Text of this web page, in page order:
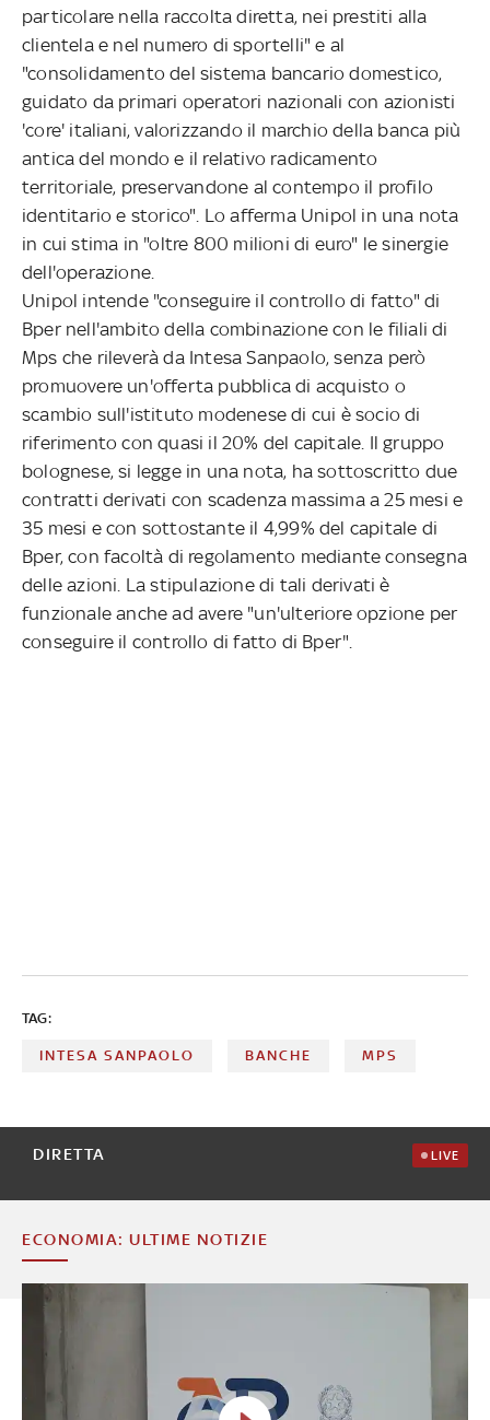
particolare nella raccolta diretta, nei prestiti alla
clientela e nel numero di sportelli" e al
"consolidamento del sistema bancario domestico,
guidato da primari operatori nazionali con azionisti
'core' italiani, valorizzando il marchio della banca più
antica del mondo e il relativo radicamento
territoriale, preservandone al contempo il profilo
identitario e storico". Lo afferma Unipol in una nota
in cui stima in "oltre 800 milioni di euro" le sinergie
dell'operazione.
Unipol intende "conseguire il controllo di fatto" di
Bper nell'ambito della combinazione con le filiali di
Mps che rileverà da Intesa Sanpaolo, senza però
promuovere un'offerta pubblica di acquisto o
scambio sull'istituto modenese di cui è socio di
riferimento con quasi il 20% del capitale. Il gruppo
bolognese, si legge in una nota, ha sottoscritto due
contratti derivati con scadenza massima a 25 mesi e
35 mesi e con sottostante il 4,99% del capitale di
Bper, con facoltà di regolamento mediante consegna
delle azioni. La stipulazione di tali derivati è
funzionale anche ad avere "un'ulteriore opzione per
conseguire il controllo di fatto di Bper".
TAG:
INTESA SANPAOLO BANCHE MPS
DIRETTA LIVE
ECONOMIA: ULTIME NOTIZIE